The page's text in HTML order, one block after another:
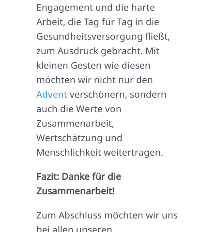
Engagement und die harte
Arbeit, die Tag für Tag in die
Gesundheitsversorgung fließt,
zum Ausdruck gebracht. Mit
kleinen Gesten wie diesen
möchten wir nicht nur den
Adventverschönern, sondern
auch die Werte von
Zusammenarbeit,
Wertschätzung und
Menschlichkeit weitertragen.
Fazit: Danke für die
Zusammenarbeit!
Zum Abschluss möchten wir uns